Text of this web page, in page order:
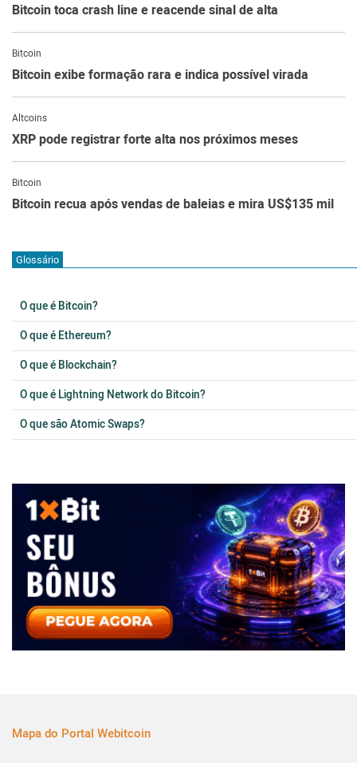
Bitcoin toca crash line e reacende sinal de alta
Bitcoin
Bitcoin exibe formação rara e indica possível virada
Altcoins
XRP pode registrar forte alta nos próximos meses
Bitcoin
Bitcoin recua após vendas de baleias e mira US$135 mil
Glossário
O que é Bitcoin?
O que é Ethereum?
O que é Blockchain?
O que é Lightning Network do Bitcoin?
O que são Atomic Swaps?
Mapa do Portal Webitcoin